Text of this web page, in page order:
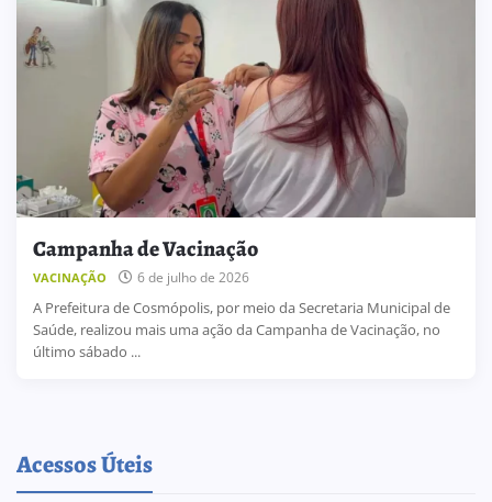
Campanha de Vacinação
VACINAÇÃO 6 de julho de 2026
A Prefeitura de Cosmópolis, por meio da Secretaria Municipal de
Saúde, realizou mais uma ação da Campanha de Vacinação, no
último sábado ...
Acessos Úteis